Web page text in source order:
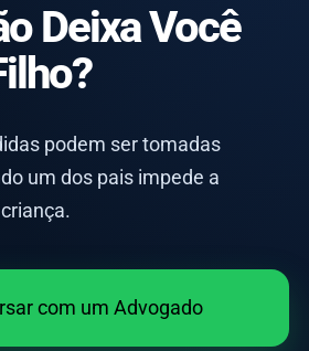
Deixa Você
podem ser tomadas
um dos pais impede a
com um Advogado